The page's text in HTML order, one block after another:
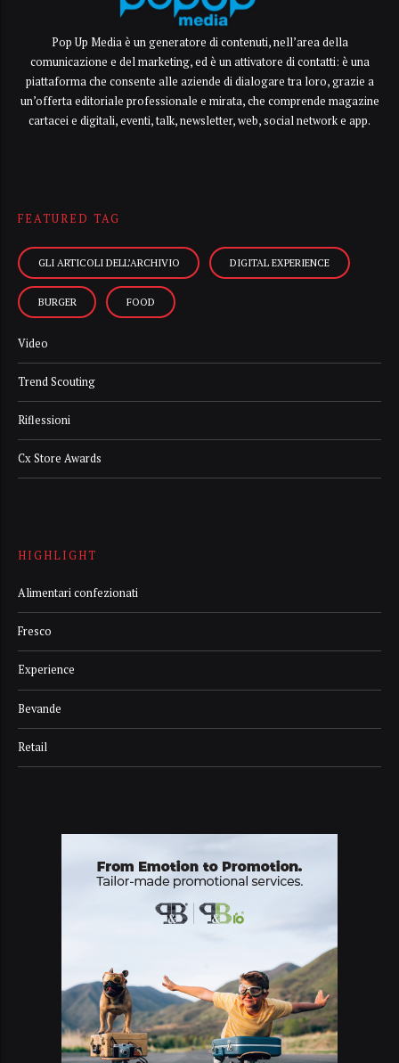
Pop Up Media è un generatore di contenuti, nell’area della
comunicazione e del marketing, ed è un attivatore di contatti: è una
piattaforma che consente alle aziende di dialogare tra loro, grazie a
un’offerta editoriale professionale e mirata, che comprende magazine
cartacei e digitali, eventi, talk, newsletter, web, social network e app.
FEATURED TAG
GLI ARTICOLI DELL’ARCHIVIO DIGITAL EXPERIENCE
BURGER FOOD
Video
Trend Scouting
Riflessioni
Cx Store Awards
HIGHLIGHT
Alimentari confezionati
Fresco
Experience
Bevande
Retail